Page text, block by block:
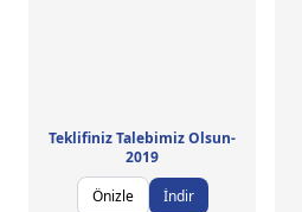
Teklifiniz Talebimiz Olsun-
2019
Önizle
İndir